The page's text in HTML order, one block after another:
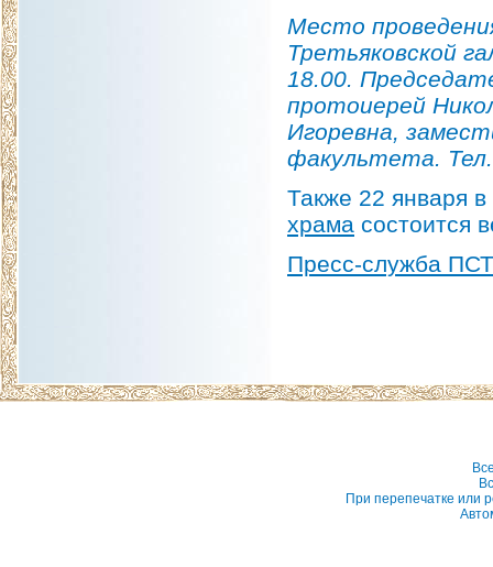
Место
Третьяковской
18.00.
протоиерей
Игоревна,
факультета.
Также 22 января
храма состоится
Пресс-служба
При перепечатке или